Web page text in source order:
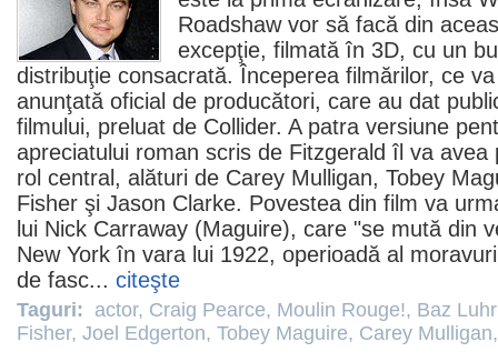
Roadshaw vor să facă din
excepţie, filmată în 3D, cu un
distribuţie consacrată. Începerea filmărilor, ce
anunţată oficial de producători, care au dat
filmului, preluat de Collider. A patra versiune
apreciatului roman scris de Fitzgerald îl va
rol central, alături de Carey Mulligan, Tobey
Fisher şi Jason Clarke. Povestea din film va
lui Nick Carraway (Maguire), care "se mută din
New York în vara lui 1922, operioadă al
de fasc... citeşte
Taguri: actor, Craig Pearce, Moulin Rouge!, Baz
Fisher, Joel Edgerton, Tobey Maguire, Carey Mulligan